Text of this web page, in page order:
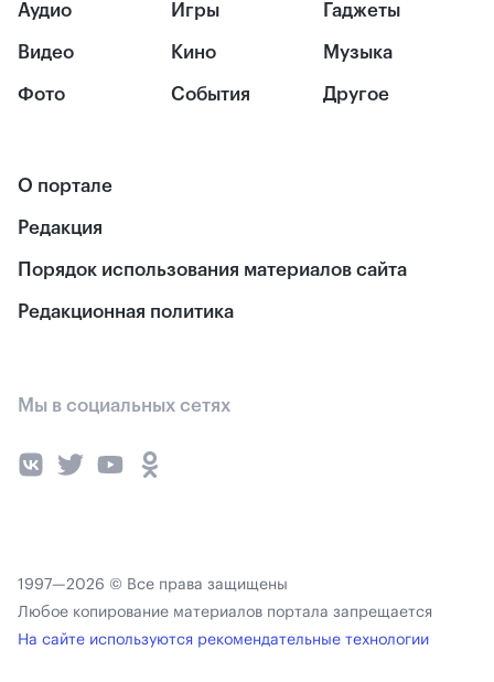
Аудио
Видео
Фото
Игры
Кино
События
Гаджеты
Музыка
Другое
О портале
Редакция
Порядок использования материалов сайта
Редакционная политика
Мы в социальных сетях
1997—2026 © Все права защищены
Любое копирование материалов портала запрещается
На сайте используются рекомендательные технологии